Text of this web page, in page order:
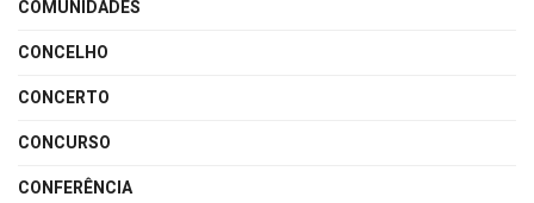
COMUNIDADES
CONCELHO
CONCERTO
CONCURSO
CONFERÊNCIA